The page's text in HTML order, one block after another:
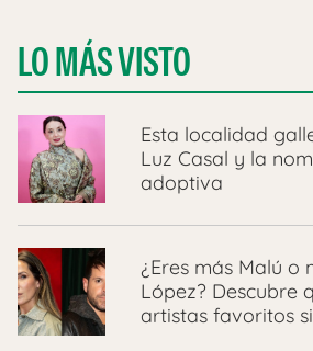
LO MÁS VISTO
Esta localidad
Luz Casal y la
adoptiva
¿Eres más Malú o
López? Descubre
artistas favoritos